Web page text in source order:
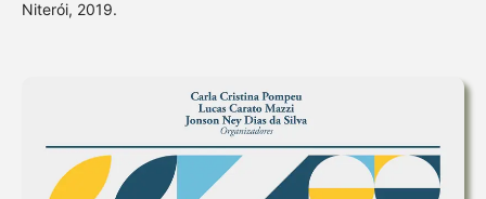
Niterói, 2019.